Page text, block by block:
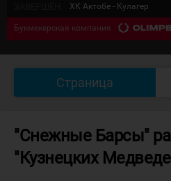
ХК Актобе - Кулагер
Букмекерская компания
Страница
"Снежные Барсы"
"Кузнецких